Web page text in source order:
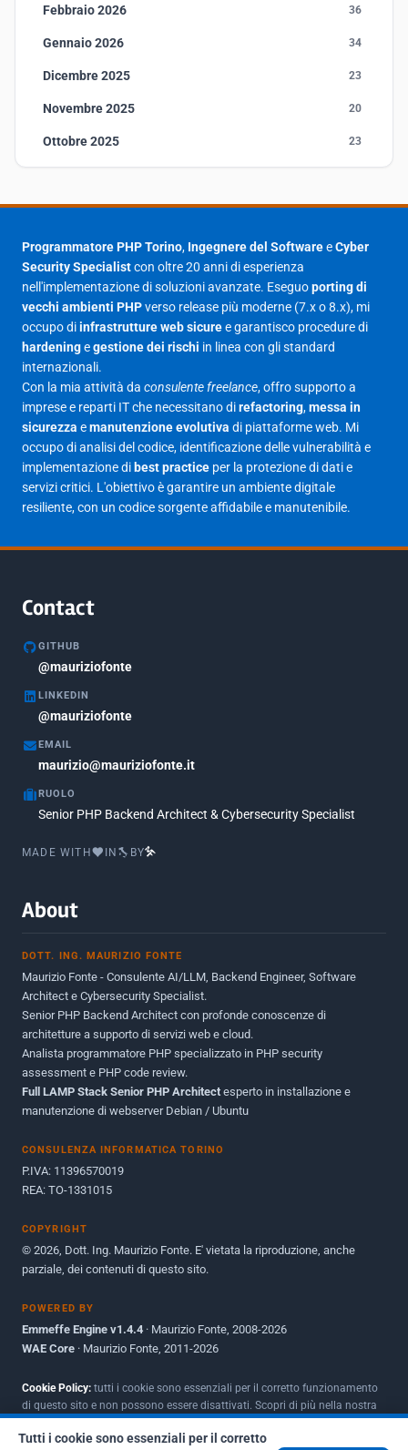
Febbraio 2026 36
Gennaio 2026 34
Dicembre 2025 23
Novembre 2025 20
Ottobre 2025 23
Agosto 2025 1
23
Giugno 2025
Maggio 2025 27
Aprile 2025
Marzo 2025
Febbraio 2025 17
Gennaio 2025
Giugno 2023
Maggio 2023
Agosto 2020
Marzo 2018
Febbraio 2018
Marzo 2017
Luglio 2016
Febbraio 2016
Giugno 2012
Maggio 2011
Dicembre 2010
Ottobre 2010
Maggio 2010
Giugno 2009
Programmatore PHP Torino, Ingegnere del SoftwareeCyber
Security Specialistcon oltre 20 anni di esperienza
nell'implementazione di soluzioni avanzate. Eseguoporting di
vecchi ambienti PHPverso release più moderne (7.x o 8.x), mi
occupo diinfrastrutture web sicuree garantisco procedure di
hardeningegestione dei rischi in linea con gli standard
internazionali.
Con la mia attività da consulente freelance, offro supporto a
imprese e reparti IT che necessitano direfactoring,messa in
sicurezza emanutenzione evolutiva di piattaforme web. Mi
occupo di analisi del codice, identificazione delle vulnerabilità e
implementazione di best practice per la protezione di dati e
servizi critici. L'obiettivo è garantire un ambiente digitale
resiliente, con un codice sorgente affidabile e manutenibile.
Contact
GITHUB
@mauriziofonte
LINKEDIN
@mauriziofonte
EMAIL
maurizio@mauriziofonte.it
RUOLO
Senior PHP Backend Architect & Cybersecurity Specialist
MADE WITH IN BY
About
DOTT. ING. MAURIZIO FONTE
Maurizio Fonte - Consulente AI/LLM, Backend Engineer, Software
Architect e Cybersecurity Specialist.
Senior PHP Backend Architect con profonde conoscenze di
architetture a supporto di servizi web e cloud.
Analista programmatore PHP specializzato in PHP security
assessment e PHP code review.
Full LAMP Stack Senior PHP Architect esperto in installazione e
manutenzione di webserver Debian / Ubuntu
CONSULENZA INFORMATICA TORINO
P.IVA: 11396570019
REA: TO-1331015
COPYRIGHT
© 2026, Dott. Ing. Maurizio Fonte. E' vietata la riproduzione, anche
parziale, dei contenuti di questo sito.
POWERED BY
Emmeffe Engine v1.4.4 · Maurizio Fonte, 2008-2026
WAE Core · Maurizio Fonte, 2011-2026
Cookie Policy: tutti i cookie sono essenziali per il corretto funzionamento
di questo sito e non possono essere disattivati. Scopri di più nella nostra
Tutti i cookie sono essenziali per il corretto